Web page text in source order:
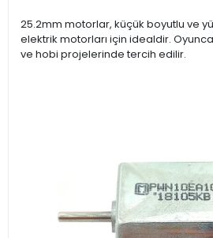
25.2mm motorlar, küçük boyutlu ve
elektrik motorları için idealdir.
ve hobi projelerinde tercih edilir.